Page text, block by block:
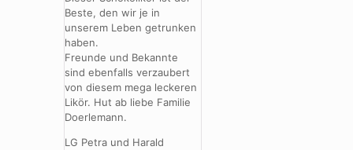
Beste, den wir je in
unserem Leben getrunken
haben.
Freunde und Bekannte
sind ebenfalls verzaubert
von diesem mega leckeren
Likör. Hut ab liebe Familie
Doerlemann.
LG Petra und Harald